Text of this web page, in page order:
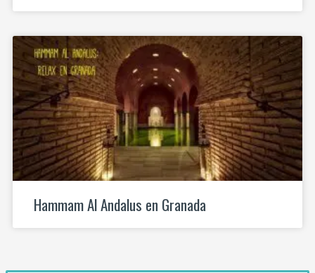
Hammam Al Andalus en Granada